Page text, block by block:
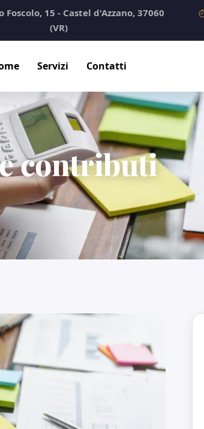
Foscolo, 15 - Castel d'Azzano, 37060
(VR)
Servizi Contatti
contributi